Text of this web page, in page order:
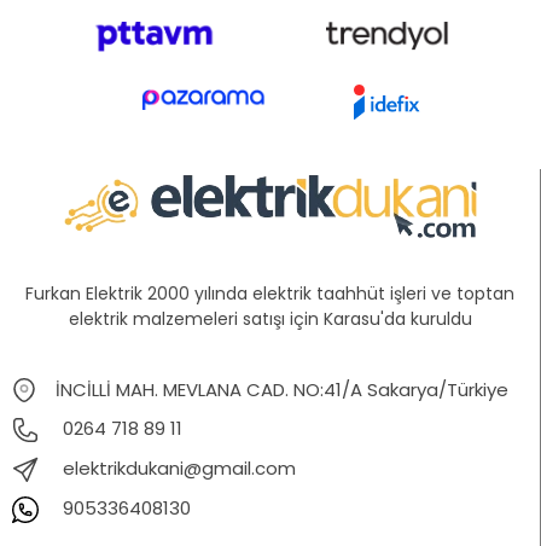
Furkan Elektrik 2000 yılında elektrik taahhüt işleri ve toptan
elektrik malzemeleri satışı için Karasu'da kuruldu
İNCİLLİ MAH. MEVLANA CAD. NO:41/A Sakarya/Türkiye
0264 718 89 11
elektrikdukani@gmail.com
905336408130